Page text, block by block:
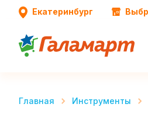
Екатеринбург
Главная Инструменты